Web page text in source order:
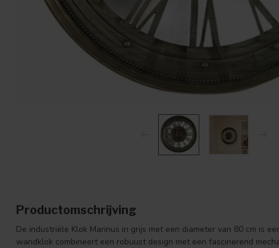
Productomschrijving
De industriële Klok Marinus in grijs met een diameter van 80 cm is
wandklok combineert een robuust design met een fascinerend